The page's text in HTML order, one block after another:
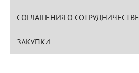
СОГЛАШЕНИЯ О СОТРУДНИЧЕСТВЕ
ЗАКУПКИ